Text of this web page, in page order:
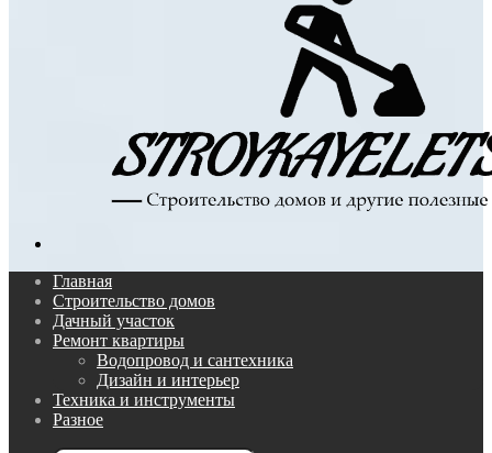
Главная
Строительство домов
Дачный участок
Ремонт квартиры
Водопровод и сантехника
Дизайн и интерьер
Техника и инструменты
Разное